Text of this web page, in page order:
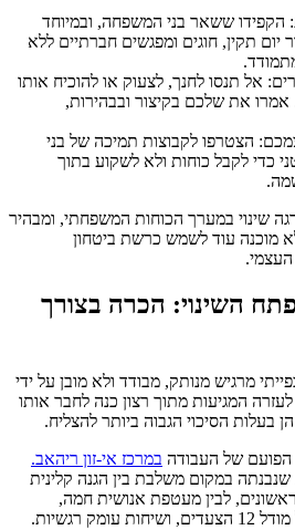
ששאר בני המשפחה, ובמיוחד
יום תקין, חוגים ומפגשים חברתיים ללא
אל תנסו לחנך, לצעוק או להוכיח אותו
אמרו את שלכם בקיצור ובבהירות,
הצטרפו לקבוצות תמיכה של בני
כדי לקבל כוחות ולא לשקוע בתוך
שינוי במערך הכוחות המשפחתי, ומבהיר
מוכנה עוד לשמש כרשת ביטחון
השינוי: הכרה בצורך
מרגיש מנותק, מבודד ולא מובן על ידי
המגיעות מתוך רצון כנה לחבר אותו
בעלות הסיכוי הגבוה ביותר להצליח.
הפועם של העבודה במרכז אי-זון ריהאב.
במקום משלבת בין הגנה קלינית
לבין מעטפת אנושית חמה,
רגשיות.